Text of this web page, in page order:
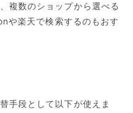
複数のショップから選べる
や楽天で検索するのもおす
手段として以下が使えま